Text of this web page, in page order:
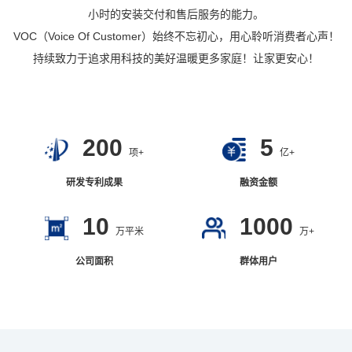
小时的安装交付和售后服务的能力。
VOC（Voice Of Customer）始终不忘初心，用心聆听消费者心声！
持续致力于追求用科技的美好温暖更多家庭！让家更安心！
200 项+
研发专利成果
5 亿+
融资金额
10 万平米
公司面积
1000 万+
群体用户